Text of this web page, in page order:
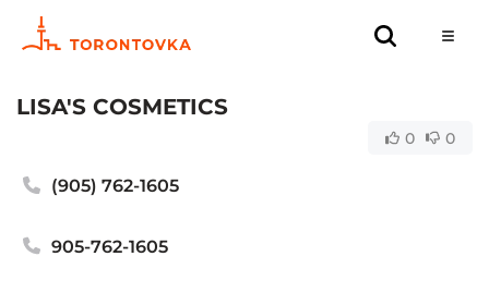
LISA'S COSMETICS
0 0
(905) 762-1605
905-762-1605